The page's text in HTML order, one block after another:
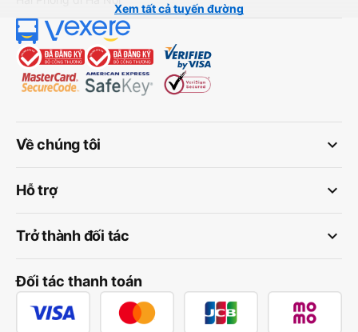
Xem tất cả tuyến đường
keyboard_arrow_down
Về chúng tôi
keyboard_arrow_down
Hỗ trợ
keyboard_arrow_down
Trở thành đối tác
Đối tác thanh toán